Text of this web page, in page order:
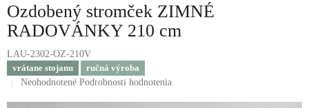
Ozdobený stromček ZIMNÉ
RADOVÁNKY 210 cm
LAU-2302-OZ-210V
vrátane stojanu
ručná výroba
Priemerné
Neohodnotené Podrobnosti hodnotenia